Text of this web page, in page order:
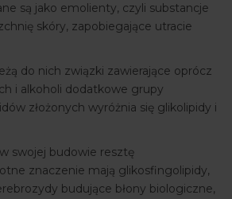
są jako emolienty, czyli substancje
skóry, zapobiegające utracie
do nich związki zawierające oprócz
i alkoholi dodatkowe grupy
złożonych wyróżnia się glikolipidy i
swojej budowie resztę
znaczenie mają glikosfingolipidy,
budujące błony biologiczne,